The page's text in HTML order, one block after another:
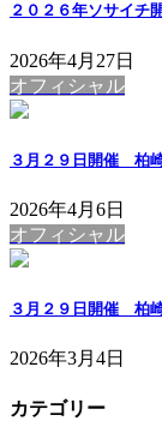
２０２６年ソサイチ
2026年4月27日
オフィシャル
３月２９日開催 柏
2026年4月6日
オフィシャル
３月２９日開催 柏
2026年3月4日
カテゴリー